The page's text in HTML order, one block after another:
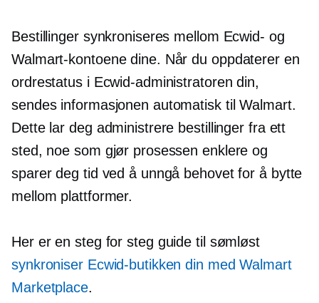
Bestillinger synkroniseres mellom Ecwid- og
Walmart-kontoene dine. Når du oppdaterer en
ordrestatus i Ecwid-administratoren din,
sendes informasjonen automatisk til Walmart.
Dette lar deg administrere bestillinger fra ett
sted, noe som gjør prosessen enklere og
sparer deg tid ved å unngå behovet for å bytte
mellom plattformer.
Her er ensteg for steg guide til sømløst
synkroniser Ecwid-butikken din med Walmart
Marketplace.